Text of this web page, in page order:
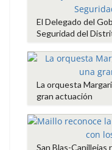
El Delegado del
Seguridad del
La orquesta
gran actuación
San Blas-Canillejas